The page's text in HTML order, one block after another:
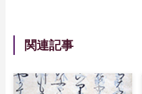
関連記事